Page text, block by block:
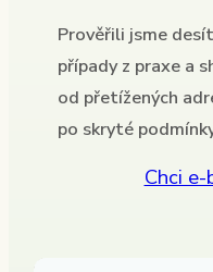
Prověřili jsme
případy z praxe a
od přetížených
po skryté
Chci